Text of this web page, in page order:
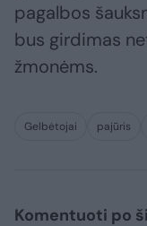
pagalbos
bus girdimas
žmonėms.
Gelbėtojai pajūris
Komentuoti po